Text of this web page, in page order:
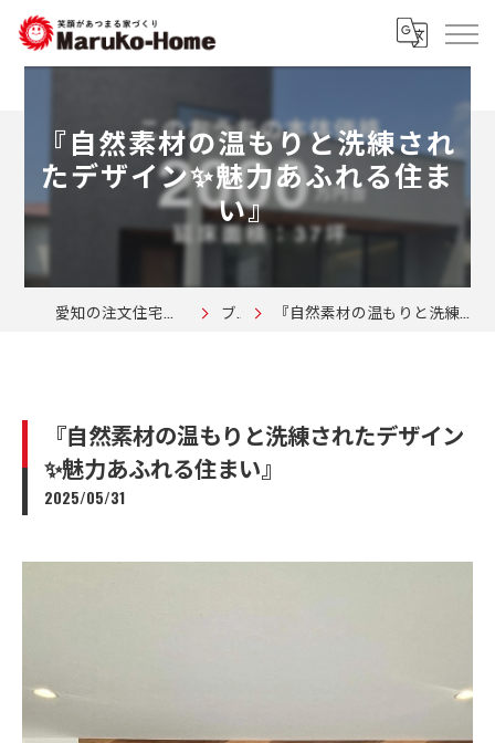
『自然素材の温もりと洗練され
たデザイン✨魅力あふれる住ま
い』
愛知の注文住宅なら株式会社マルコーホーム ブログ 『自然素材の温もりと洗練されたデザイン✨魅力あふれる住まい』
『自然素材の温もりと洗練されたデザイン
✨魅力あふれる住まい』
2025/05/31